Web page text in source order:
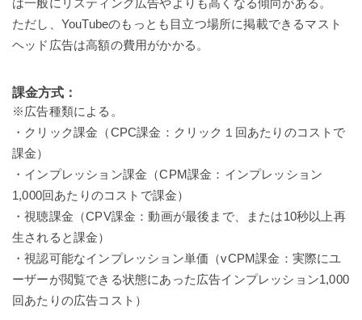
ただし、YouTubeのもっとも目立つ場所に掲載できるマスト
ヘッド広告は高額の費用がかかる。
課金方式：
※広告種類による。
・クリック課金（CPC課金：クリック１回あたりのコストで
課金）
・インプレッション課金（CPM課金：インプレッション
1,000回あたりのコストで課金）
・視聴課金（CPV課金：動画が最後まで、または10秒以上再
生されると課金）
・視認可能なインプレッション単価（vCPM課金：実際にユ
ーザーが閲覧できる状態にあった広告インプレッション1,000
回あたりの広告コスト）